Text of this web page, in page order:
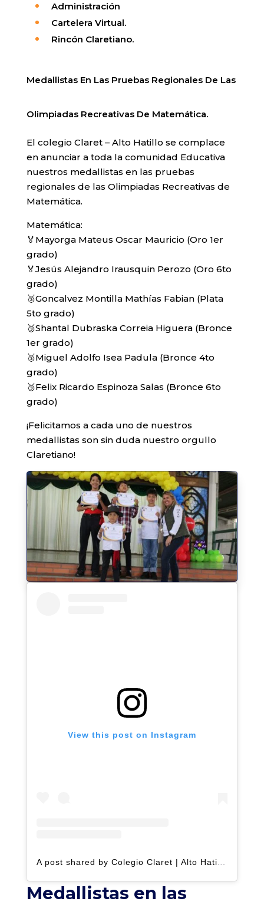
Administración
Cartelera Virtual.
Rincón Claretiano.
Medallistas En Las Pruebas Regionales De Las
Olimpiadas Recreativas De Matemática.
El colegio Claret – Alto Hatillo se complace
en anunciar a toda la comunidad Educativa
nuestros medallistas en las pruebas
regionales de las Olimpiadas Recreativas de
Matemática.
Matemática:
🏅Mayorga Mateus Oscar Mauricio (Oro 1er
grado)
🏅Jesús Alejandro Irausquin Perozo (Oro 6to
grado)
🥈Goncalvez Montilla Mathías Fabian (Plata
5to grado)
🥉Shantal Dubraska Correia Higuera (Bronce
1er grado)
🥉Miguel Adolfo Isea Padula (Bronce 4to
grado)
🥉Felix Ricardo Espinoza Salas (Bronce 6to
grado)
¡Felicitamos a cada uno de nuestros
medallistas son sin duda nuestro orgullo
Claretiano!
View this post on Instagram
A post shared by Colegio Claret | Alto Hatillo (@clarethatillo)
Medallistas en las